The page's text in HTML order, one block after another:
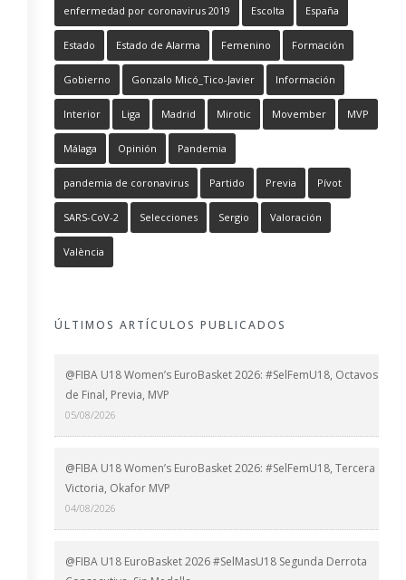
enfermedad por coronavirus 2019 Escolta España
Estado Estado de Alarma Femenino Formación
Gobierno Gonzalo Micó_Tico-Javier Información
Interior Liga Madrid Mirotic Movember MVP
Málaga Opinión Pandemia
pandemia de coronavirus Partido Previa Pívot
SARS-CoV-2 Selecciones Sergio Valoración
València
ÚLTIMOS ARTÍCULOS PUBLICADOS
@FIBA U18 Women’s EuroBasket 2026: #SelFemU18, Octavos
de Final, Previa, MVP
05/08/2026
@FIBA U18 Women’s EuroBasket 2026: #SelFemU18, Tercera
Victoria, Okafor MVP
04/08/2026
@FIBA U18 EuroBasket 2026 #SelMasU18 Segunda Derrota